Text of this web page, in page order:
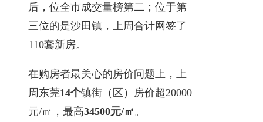
后，位全市成交量榜第二；位于第
三位的是沙田镇，上周合计网签了
110套新房。
在购房者最关心的房价问题上，上
周东莞14个镇街（区）房价超20000
元/㎡，最高34500元/㎡ 。